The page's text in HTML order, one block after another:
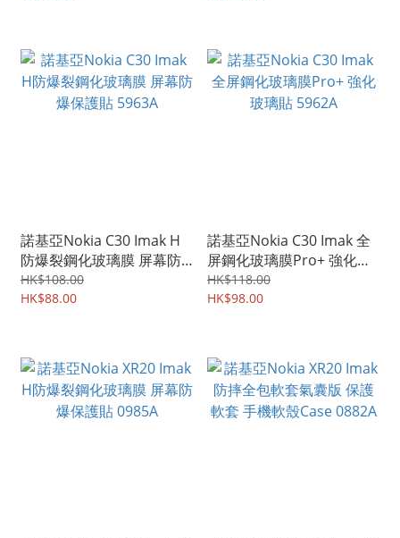
諾基亞Nokia C30 Imak H
防爆裂鋼化玻璃膜 屏幕防
爆保護貼 5963A
HK$108.00
HK$88.00
諾基亞Nokia C30 Imak 全
屏鋼化玻璃膜Pro+ 強化玻
璃貼 5962A
HK$118.00
HK$98.00